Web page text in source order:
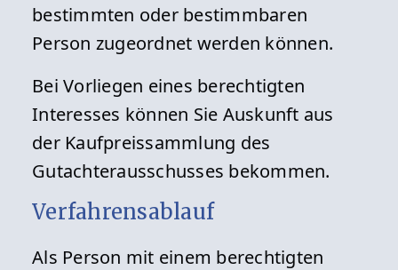
bestimmten oder bestimmbaren
Person zugeordnet werden können.
Bei Vorliegen eines berechtigten
Interesses können Sie Auskunft aus
der Kaufpreissammlung des
Gutachterausschusses bekommen.
Verfahrensablauf
Als Person mit einem berechtigten